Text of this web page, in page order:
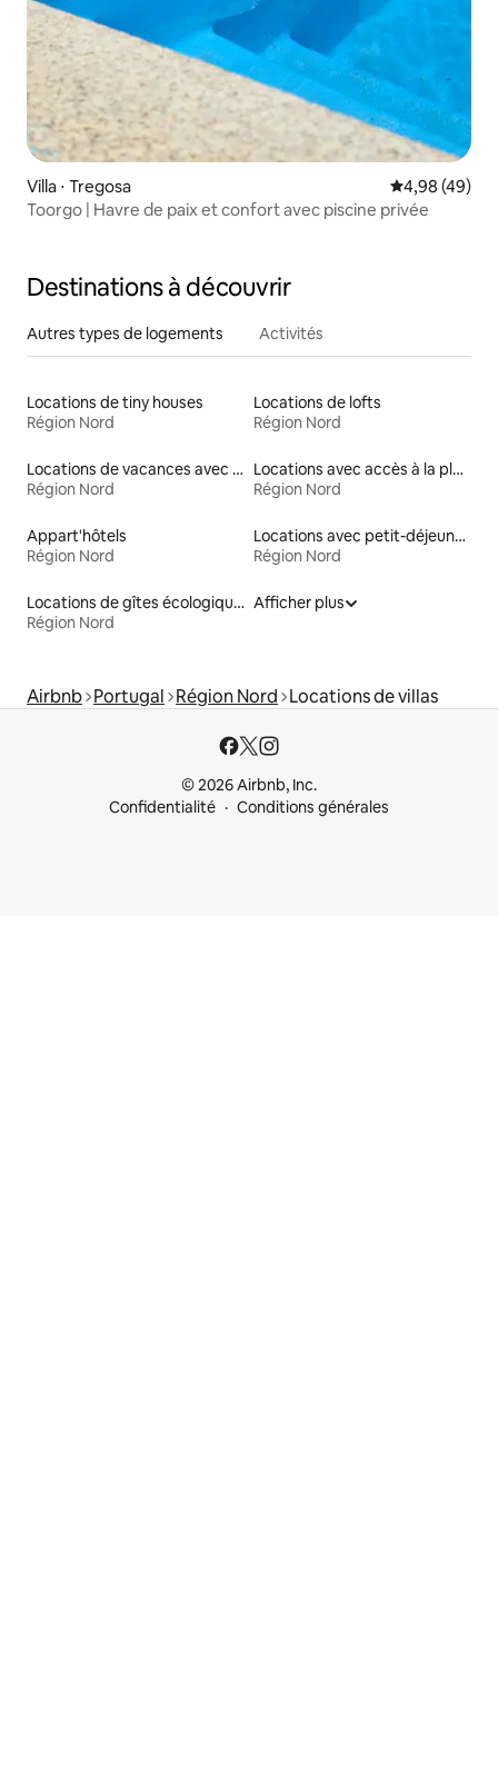
Villa ⋅ Tregosa Évaluation
4,98 (49)
Toorgo | Havre de paix et confort avec piscine privée
Destinations à découvrir
Autres types de logements Activités
Locations de tiny houses
Région Nord
Locations de lofts
Région Nord
Locations de vacances avec piscine
Région Nord
Locations avec accès à la plage
Région Nord
Appart'hôtels
Région Nord
Locations avec petit-déjeuner
Région Nord
Locations de gîtes écologiques
Région Nord
Afficher plus
Airbnb Portugal Région Nord Locations de villas
© 2026 Airbnb, Inc.
Confidentialité
Conditions générales